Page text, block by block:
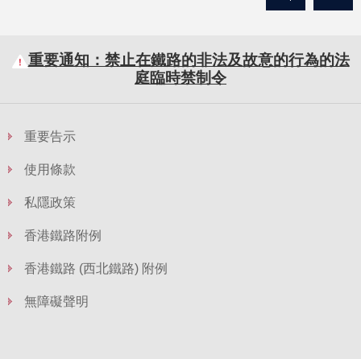
重要通知：禁止在鐵路的非法及故意的行為的法
庭臨時禁制令
重要告示
使用條款
私隱政策
香港鐵路附例
香港鐵路 (西北鐵路) 附例
無障礙聲明